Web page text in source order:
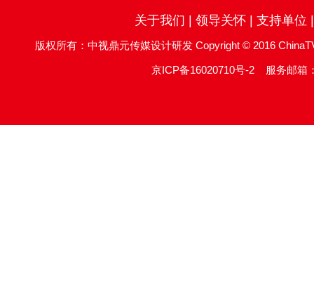
关于我们 领导关怀| 支持单位
版权所有：中视鼎元传媒设计研发 Copyright © 2016
京ICP备16020710号-2 服务邮箱